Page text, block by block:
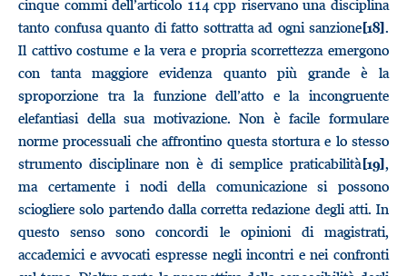
cinque commi dell’articolo 114 cpp riservano una disciplina
tanto confusa quanto di fatto sottratta ad ogni sanzione[18].
Il cattivo costume e la vera e propria scorrettezza emergono
con tanta maggiore evidenza quanto più grande è la
sproporzione tra la funzione dell’atto e la incongruente
elefantiasi della sua motivazione. Non è facile formulare
norme processuali che affrontino questa stortura e lo stesso
strumento disciplinare non è di semplice praticabilità[19],
ma certamente i nodi della comunicazione si possono
sciogliere solo partendo dalla corretta redazione degli atti. In
questo senso sono concordi le opinioni di magistrati,
accademici e avvocati espresse negli incontri e nei confronti